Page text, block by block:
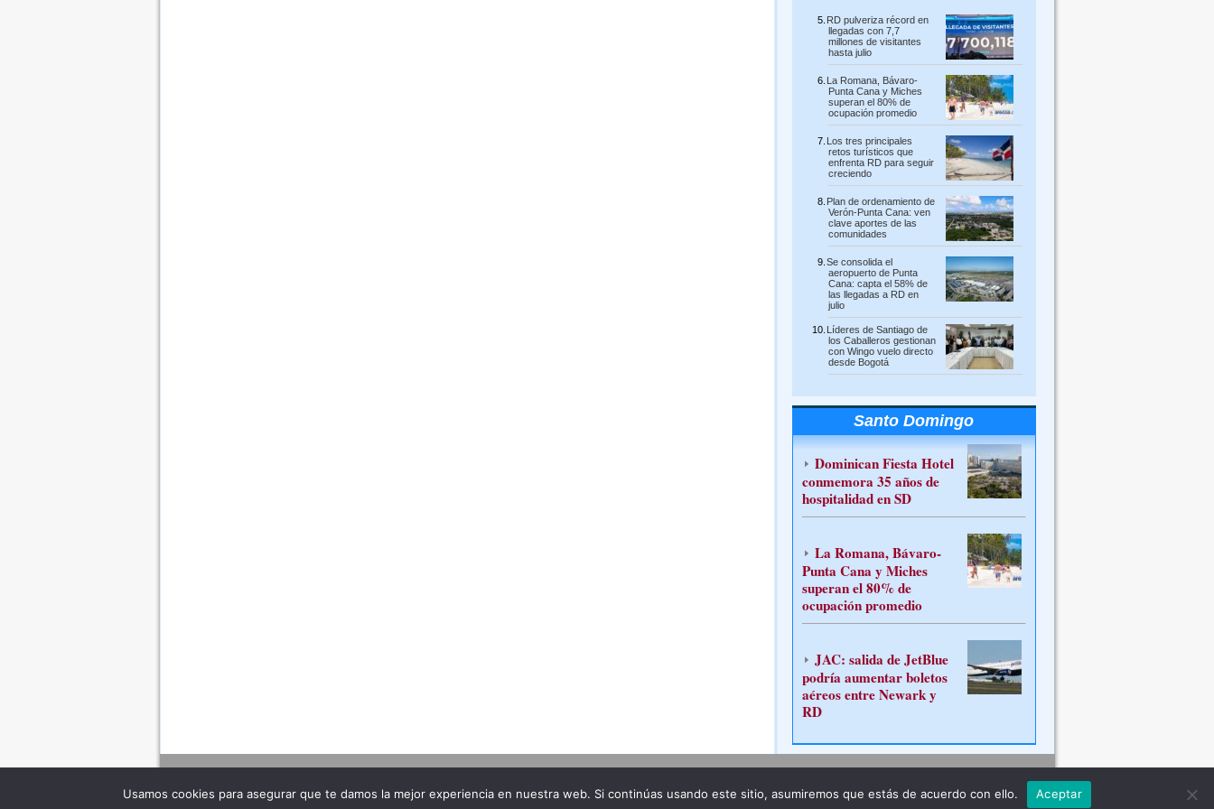
RD pulveriza récord en
llegadas con 7,7
millones de visitantes
hasta julio
La Romana, Bávaro-
Punta Cana y Miches
superan el 80% de
ocupación promedio
Los tres principales
retos turísticos que
enfrenta RD para seguir
creciendo
Plan de ordenamiento de
Verón-Punta Cana: ven
clave aportes de las
comunidades
Se consolida el
aeropuerto de Punta
Cana: capta el 58% de
las llegadas a RD en
julio
Líderes de Santiago de
los Caballeros gestionan
con Wingo vuelo directo
desde Bogotá
Santo Domingo
Dominican Fiesta Hotel
conmemora 35 años de
hospitalidad en SD
La Romana, Bávaro-
Punta Cana y Miches
superan el 80% de
ocupación promedio
JAC: salida de JetBlue
podría aumentar boletos
aéreos entre Newark y
RD
Usamos cookies para asegurar que te damos la mejor experiencia en nuestra web. Si continúas usando este sitio, asumiremos que estás de acuerdo con ello. Aceptar